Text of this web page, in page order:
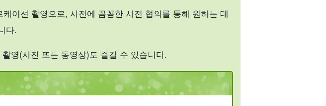
이션 촬영으로, 사전에 꼼꼼한 사전 협의를 통해 원하는 대
다.
영(사진 또는 동영상)도 즐길 수 있습니다.